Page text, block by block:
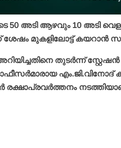
അടി ആഴവും 10 അടി
ശേഷം മുകളിലോട്ട് കയറാന്‍
തുടര്‍ന്ന്
എം.ജി.വിനോദ്
രക്ഷാപ്രവര്‍ത്തനം